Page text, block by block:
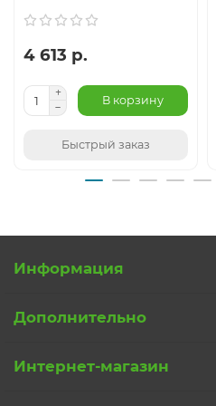
4 613 р.
В корзину
Быстрый заказ
Информация
Дополнительно
Интернет-магазин